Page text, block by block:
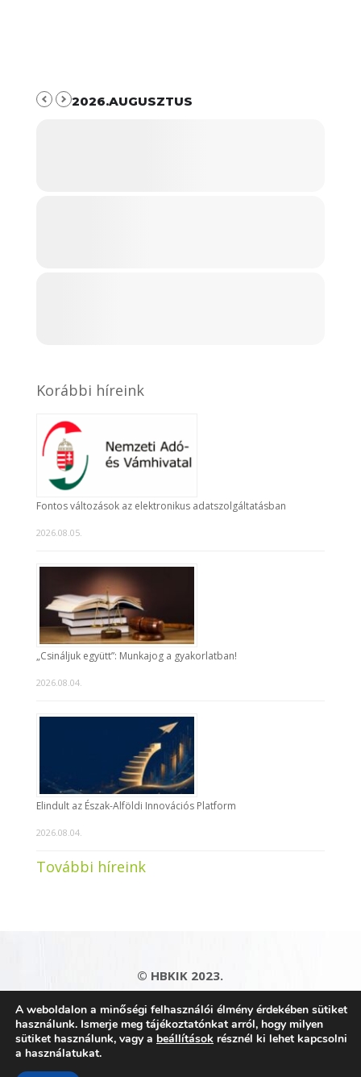
2026.AUGUSZTUS
Korábbi híreink
Fontos változások az elektronikus adatszolgáltatásban
2026.08.05.
„Csináljuk együtt”: Munkajog a gyakorlatban!
2026.08.04.
Elindult az Észak-Alföldi Innovációs Platform
2026.08.04.
További híreink
© HBKIK 2023.
Adatkezelési tájékoztató|Impresszum|
Kapcsolat|Honlaptérkép
A weboldalon a minőségi felhasználói élmény érdekében sütiket
használunk. Ismerje meg tájékoztatónkat arról, hogy milyen
sütiket használunk, vagy a beállítások résznél ki lehet kapcsolni
a használatukat.